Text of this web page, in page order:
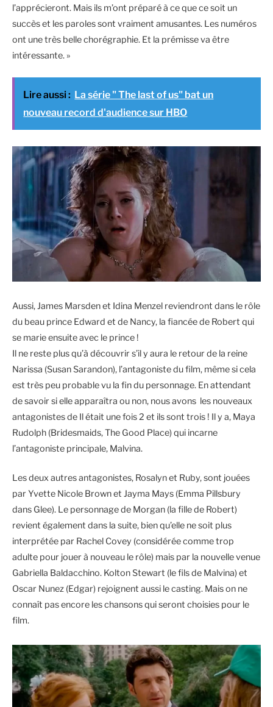
l’apprécieront. Mais ils m’ont préparé à ce que ce soit un
succès et les paroles sont vraiment amusantes. Les numéros
ont une très belle chorégraphie. Et la prémisse va être
intéressante. »
Lire aussi : La série " The last of us" bat un
nouveau record d'audience sur HBO
Aussi, James Marsden et Idina Menzel reviendront dans le rôle
du beau prince Edward et de Nancy, la fiancée de Robert qui
se marie ensuite avec le prince !
Il ne reste plus qu’à découvrir s’il y aura le retour de la reine
Narissa (Susan Sarandon), l’antagoniste du film, même si cela
est très peu probable vu la fin du personnage. En attendant
de savoir si elle apparaîtra ou non, nous avons les nouveaux
antagonistes de Il était une fois 2 et ils sont trois ! Il y a, Maya
Rudolph (Bridesmaids, The Good Place) qui incarne
l’antagoniste principale, Malvina.
Les deux autres antagonistes, Rosalyn et Ruby, sont jouées
par Yvette Nicole Brown et Jayma Mays (Emma Pillsbury
dans Glee). Le personnage de Morgan (la fille de Robert)
revient également dans la suite, bien qu’elle ne soit plus
interprétée par Rachel Covey (considérée comme trop
adulte pour jouer à nouveau le rôle) mais par la nouvelle venue
Gabriella Baldacchino. Kolton Stewart (le fils de Malvina) et
Oscar Nunez (Edgar) rejoignent aussi le casting. Mais on ne
connaît pas encore les chansons qui seront choisies pour le
film.